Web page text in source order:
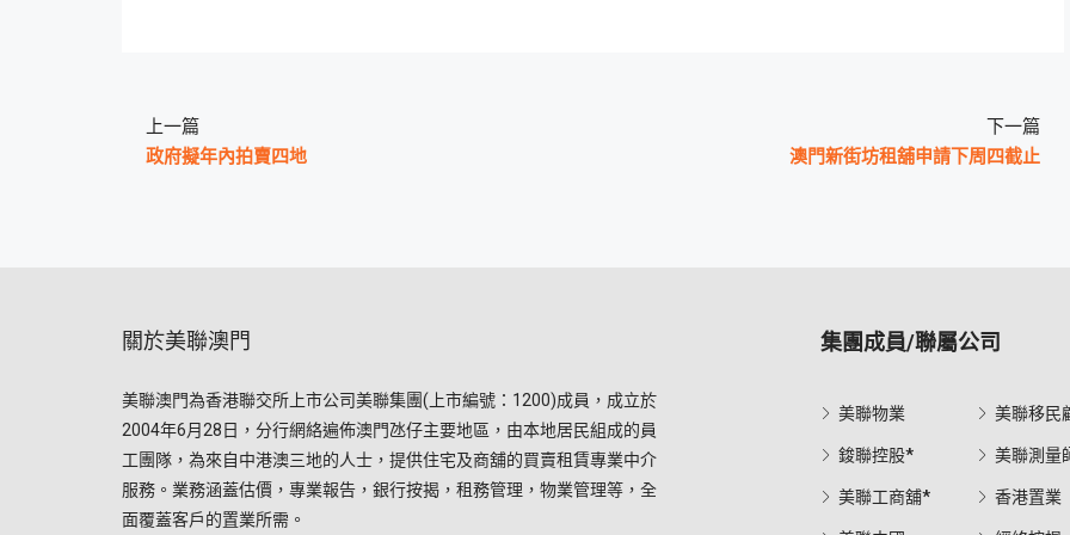
上一篇
政府擬年內拍賣四地
下一篇
澳門新街坊租舖申請下周四截止
關於美聯澳門
美聯澳門為香港聯交所上市公司美聯集團(上市編號：1200)成員，成立於
2004年6月28日，分行網絡遍佈澳門氹仔主要地區，由本地居民組成的員
工團隊，為來自中港澳三地的人士，提供住宅及商舖的買賣租賃專業中介
服務。業務涵蓋估價，專業報告，銀行按揭，租務管理，物業管理等，全
面覆蓋客戶的置業所需。
集團成員/聯屬公司
美聯物業
鋑聯控股*
美聯工商舖*
美聯移民
美聯測量
香港置業